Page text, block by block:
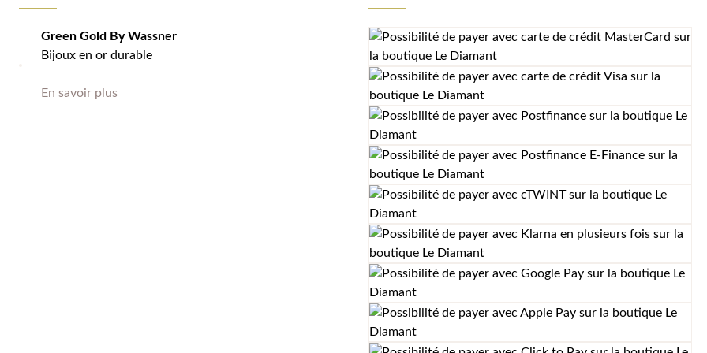
Green Gold By Wassner
Bijoux en or durable
En savoir plus